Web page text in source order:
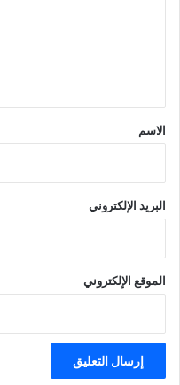
*
الاسم
البريد الإلكتروني
الموقع الإلكتروني